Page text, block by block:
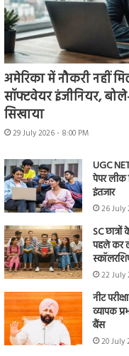
अमेरिका में नौकरी नहीं
सॉफ्टवेयर इंजीनियर,
सिखाया
29 July 2026 - 8:00 PM
UGC
पेपर लीक
इंतजार
26 July
SC
पहले कर
22 July
नीट
व्यापक
बैंस
20 July